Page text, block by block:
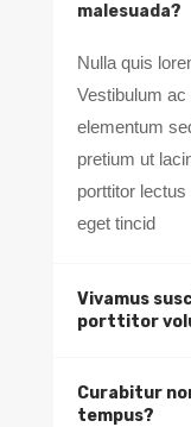
malesuada?
Nulla quis
Vestibulum
elementum
pretium ut
porttitor
eget tincid
Vivamus
porttitor
Curabitur
tempus?